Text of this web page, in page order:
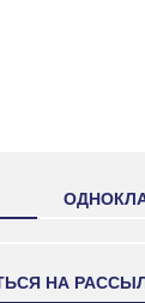
НА